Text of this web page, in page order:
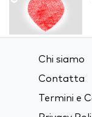
Chi siamo
Contatta
Termini e